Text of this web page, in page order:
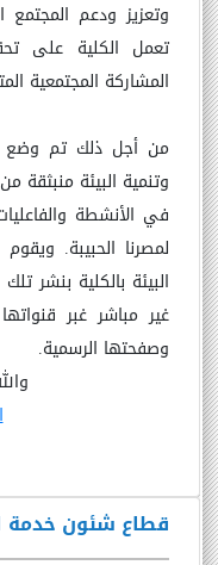
قطاع شئون خدمة
وتعزيز ودعم
تعمل الكلية على
المشاركة المجتمعية
من أجل ذلك تم وضع
وتنمية البيئة منبثقة
في الأنشطة
لمصرنا الحبيبة.
البيئة بالكلية بنشر
غير مباشر غبر
وصفحتها الرسمية.